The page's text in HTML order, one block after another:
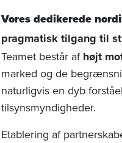
Vores dedikerede
pragmatisk tilgang til
Teamet består af højt
marked og de
naturligvis en dyb
tilsynsmyndigheder.
Etablering af